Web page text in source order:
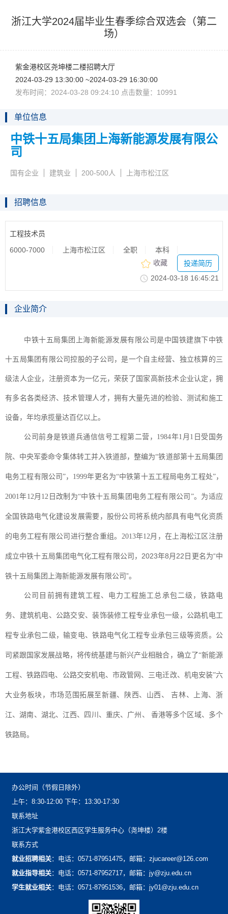
浙江大学2024届毕业生春季综合双选会（第二
场）
紫金港校区尧坤楼二楼招聘大厅
2024-03-2913:30:00~2024-03-2916:30:00
发布时间：2024-03-2809:24:10点击数量：10991
单位信息
中铁十五局集团上海新能源发展有限公
司
国有企业 建筑业 200-500人 上海市松江区
招聘信息
工程技术员
6000-7000 上海市松江区 全职 本科
收藏
投递简历
2024-03-1816:45:21
企业简介
中铁十五局集团上海新能源发展有限公司是中国铁建旗下中铁
十五局集团有限公司控股的子公司，是一个自主经营、独立核算的三
级法人企业，注册资本为一亿元，荣获了国家高新技术企业认定，拥
有多名各类经济、技术管理人才，拥有大量先进的检验、测试和施工
设备，年均承揽量达百亿以上。
公司前身是铁道兵通信信号工程第二营， 1984年1月1日受国务
院、中央军委命令集体转工并入铁道部，整编为“铁道部第十五局集团
电务工程有限公司”，1999年更名为“中铁第十五工程局电务工程处”，
2001年12月12日改制为“中铁十五局集团电务工程有限公司”。 为适应
全国铁路电气化建设发展需要，股份公司将系统内部具有电气化资质
的电务工程有限公司进行整合重组。 2013年12月，在上海松江区注册
成立中铁十五局集团电气化工程有限公司 ，2023年8月22日更名为“中
铁十五局集团上海新能源发展有限公司”。
公司目前拥有建筑工程、电力工程施工总承包二级，铁路电
务、建筑机电、公路交安、装饰装修工程专业承包一级，公路机电工
程专业承包二级，输变电、铁路电气化工程专业承包三级等资质。公
司紧跟国家发展战略，将传统基建与新兴产业相融合，确立了“新能源
工程、铁路四电、公路交安机电、市政管网、三电迁改、机电安装”六
大业务板块，市场范围拓展至新疆、陕西、山西、吉林、上海、浙
江、湖南、湖北、江西、四川、重庆、广州、香港等多个区域、多个
铁路局。
办公时间（节假日除外）
上午：8:30-12:00下午：13:30-17:30
联系地址
浙江大学紫金港校区西区学生服务中心（尧坤楼）2楼
联系方式
就业招聘相关：电话：0571-87951475，邮箱：zjucareer@126.com
就业指导相关：电话：0571-87952717，邮箱：jy@zju.edu.cn
学生就业相关：电话：0571-87951536，邮箱：jy01@zju.edu.cn